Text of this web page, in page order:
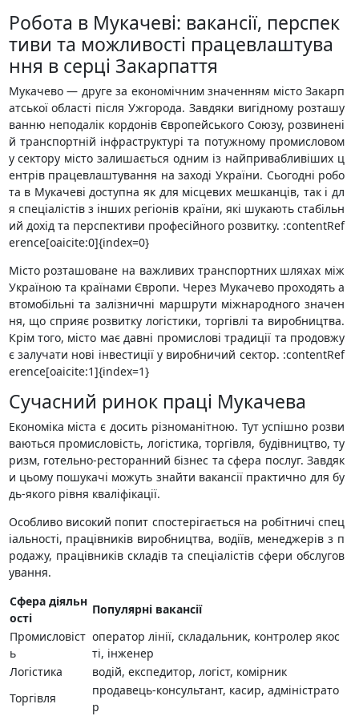
Робота в Мукачеві: вакансії, перспек
тиви та можливості працевлаштува
ння в серці Закарпаття
Мукачево — друге за економічним значенням місто Закарп
атської області після Ужгорода. Завдяки вигідному розташу
ванню неподалік кордонів Європейського Союзу, розвинені
й транспортній інфраструктурі та потужному промисловом
у сектору місто залишається одним із найпривабливіших ц
ентрів працевлаштування на заході України. Сьогодні робо
та в Мукачеві доступна як для місцевих мешканців, так і дл
я спеціалістів з інших регіонів країни, які шукають стабільн
ий дохід та перспективи професійного розвитку. :contentRef
erence[oaicite:0]{index=0}
Місто розташоване на важливих транспортних шляхах між
Україною та країнами Європи. Через Мукачево проходять а
втомобільні та залізничні маршрути міжнародного значен
ня, що сприяє розвитку логістики, торгівлі та виробництва.
Крім того, місто має давні промислові традиції та продовжу
є залучати нові інвестиції у виробничий сектор. :contentRef
erence[oaicite:1]{index=1}
Сучасний ринок праці Мукачева
Економіка міста є досить різноманітною. Тут успішно розви
ваються промисловість, логістика, торгівля, будівництво, ту
ризм, готельно-ресторанний бізнес та сфера послуг. Завдяк
и цьому пошукачі можуть знайти вакансії практично для бу
дь-якого рівня кваліфікації.
Особливо високий попит спостерігається на робітничі спец
іальності, працівників виробництва, водіїв, менеджерів з п
родажу, працівників складів та спеціалістів сфери обслугов
ування.
Сфера діяльн
ості
Популярні вакансії
Промисловіст
ь
оператор лінії, складальник, контролер якос
ті, інженер
Логістика
водій, експедитор, логіст, комірник
Торгівля
продавець-консультант, касир, адміністрато
р